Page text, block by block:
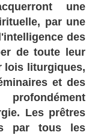
une
par une
des
de toute leur
lois liturgiques,
et des
Les prêtres
par tous les